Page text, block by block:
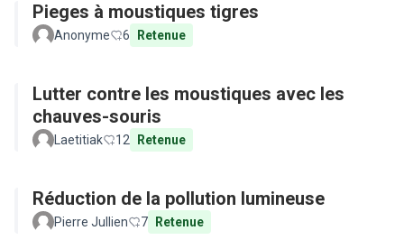
Pieges à moustiques tigres
Anonyme 6 Retenue
Lutter contre les moustiques avec les
chauves-souris
Laetitiak 12 Retenue
Réduction de la pollution lumineuse
Pierre Jullien 7 Retenue